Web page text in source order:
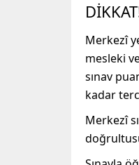
Merkezî
mesleki
sınav
kadar
Merkezî